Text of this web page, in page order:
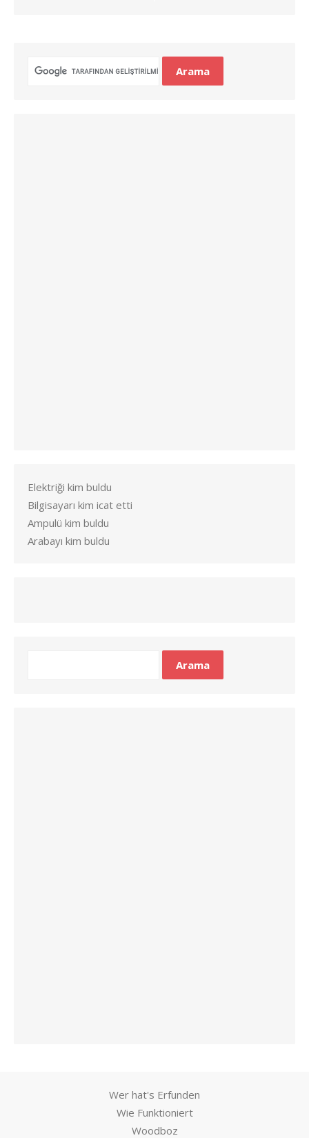
Elektriği kim buldu
Bilgisayarı kim icat etti
Ampulü kim buldu
Arabayı kim buldu
Wer hat's Erfunden
Wie Funktioniert
Woodboz